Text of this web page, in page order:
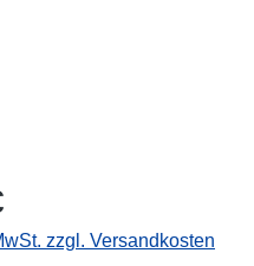
zzgl. Versandkosten